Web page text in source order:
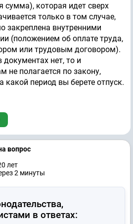
сумма), которая идет сверх
только в том случае,
закреплена внутренними
(положением об оплате труда,
или трудовым договором).
документах нет, то и
не полагается по закону,
какой период вы берете отпуск.
вопрос
лет
2 минуты
в ответах: